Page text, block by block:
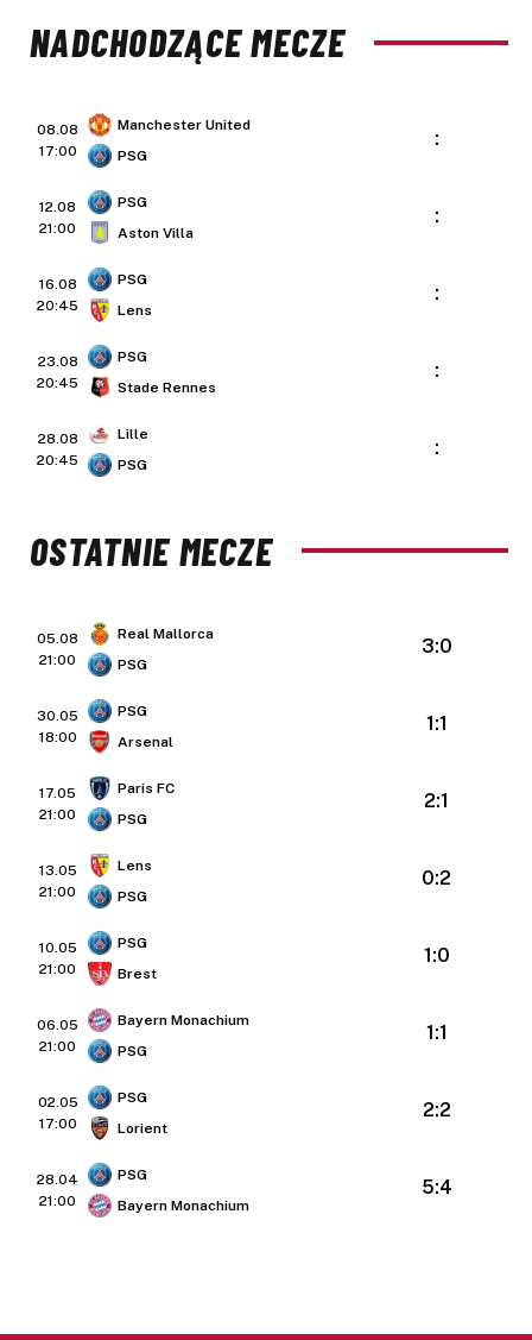
NADCHODZĄCE MECZE
08.08
17:00
Manchester United
PSG
:
12.08
21:00
PSG
Aston Villa
:
16.08
20:45
PSG
Lens
:
23.08
20:45
PSG
Stade Rennes
:
28.08
20:45
Lille
PSG
:
OSTATNIE MECZE
05.08
21:00
Real Mallorca
PSG
3:0
30.05
18:00
PSG
Arsenal
1:1
17.05
21:00
Paris FC
PSG
2:1
13.05
21:00
Lens
PSG
0:2
10.05
21:00
PSG
Brest
1:0
06.05
21:00
Bayern Monachium
PSG
1:1
02.05
17:00
PSG
Lorient
2:2
28.04
21:00
PSG
Bayern Monachium
5:4